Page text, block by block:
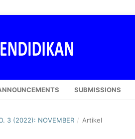
SUBMISSIONS
3 (2022): NOVEMBER / Artikel